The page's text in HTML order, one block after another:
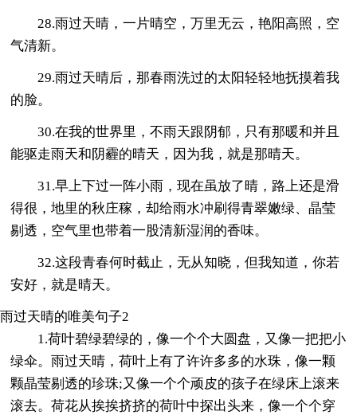
28.雨过天晴，一片晴空，万里无云，艳阳高照，空
气清新。
29.雨过天晴后，那春雨洗过的太阳轻轻地抚摸着我
的脸。
30.在我的世界里，不雨天跟阴郁，只有那暖和并且
能驱走雨天和阴霾的晴天，因为我，就是那晴天。
31.早上下过一阵小雨，现在虽放了晴，路上还是滑
得很，地里的秋庄稼，却给雨水冲刷得青翠嫩绿、晶莹
剔透，空气里也带着一股清新湿润的香味。
32.这段青春何时截止，无从知晓，但我知道，你若
安好，就是晴天。
雨过天晴的唯美句子2
1.荷叶碧绿碧绿的，像一个个大圆盘，又像一把把小
绿伞。雨过天晴，荷叶上有了许许多多的水珠，像一颗
颗晶莹剔透的珍珠;又像一个个顽皮的孩子在绿床上滚来
滚去。荷花从挨挨挤挤的荷叶中探出头来，像一个个穿